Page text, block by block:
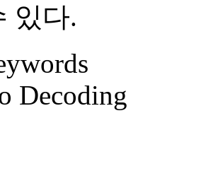
있다.
Decoding